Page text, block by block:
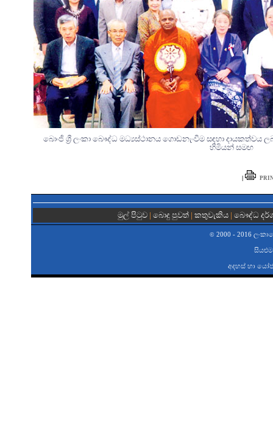
බොංජි ශ්‍රී ලංකා බෞද්ධ මධ්‍යස්ථානය ගොඩනැංවීම සඳහා
හිමියන් සමඟ
|
මුල් පිටුව | බොදු පුවත්| කතුවැකිය| බෞද්ධ
© 2000 - 2016
අදහස් හා